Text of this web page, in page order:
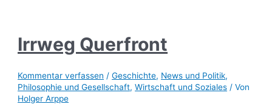
Irrweg Querfront
Kommentar verfassen /Geschichte, News und Politik,
Philosophie und Gesellschaft,Wirtschaft und Soziales / Von
Holger Arppe